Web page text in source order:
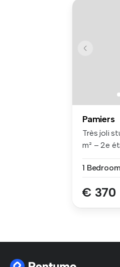
Pamiers
Très joli
m² – 2e
1 Bedroom
€ 370